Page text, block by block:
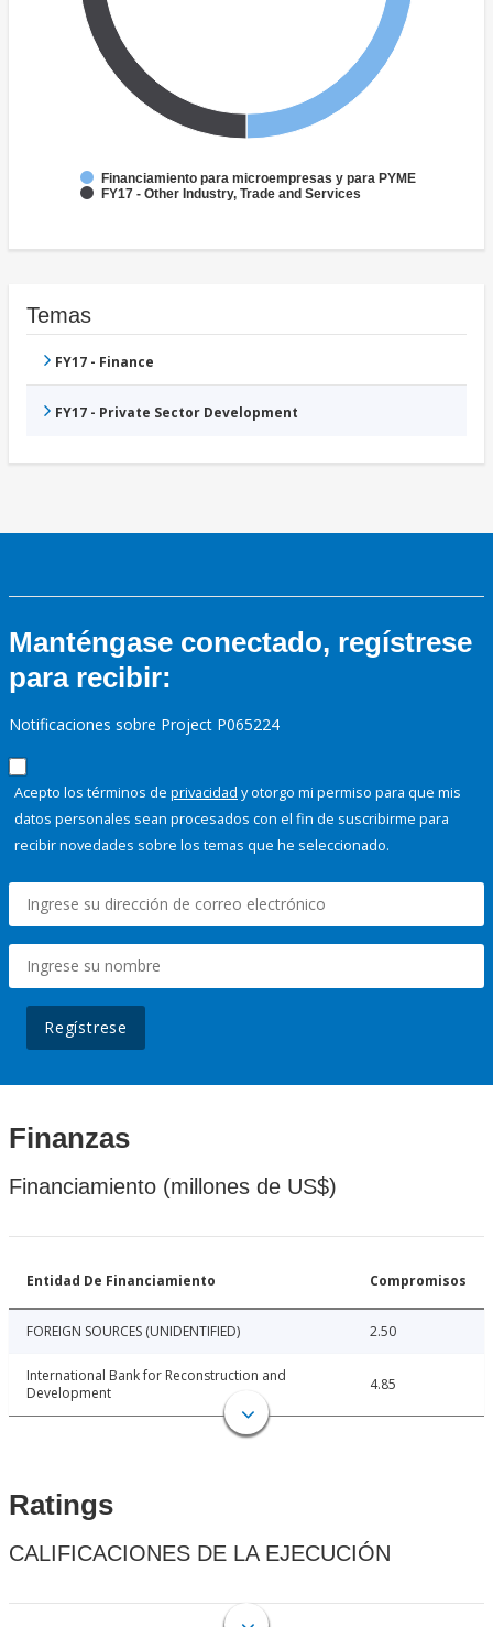
Financiamiento para microempresas y para PYME
FY17 - Other Industry, Trade and Services
Temas
FY17 - Finance
FY17 - Private Sector Development
Manténgase conectado, regístrese
para recibir:
Notificaciones sobre Project P065224
Acepto los términos de privacidad y otorgo mi permiso para que mis
datos personales sean procesados con el fin de suscribirme para
recibir novedades sobre los temas que he seleccionado.
Regístrese
Finanzas
Financiamiento (millones de US$)
Entidad De Financiamiento Compromisos
FOREIGN SOURCES (UNIDENTIFIED) 2.50
International Bank for Reconstruction and
Development
4.85
Ratings
CALIFICACIONES DE LA EJECUCIÓN